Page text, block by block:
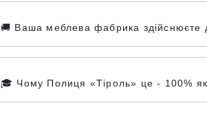
🚚 Ваша меблева фабрика здійснюєте
🎓 Чому Полиця «Тіроль» це - 100%